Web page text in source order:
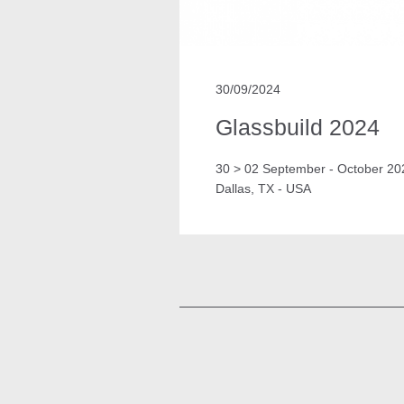
30/09/2024
Glassbuild 2024
30 > 02 September - October
Dallas, TX - USA